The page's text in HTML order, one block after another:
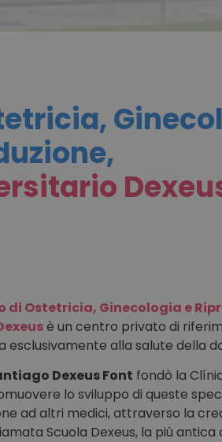
di Ostetricia, Ginecologia e
è un centro privato di
esclusivamente alla salute della
Dexeus Font fondò la
lo sviluppo di queste
ad altri medici, attraverso la
Scuola Dexeus, la più antica